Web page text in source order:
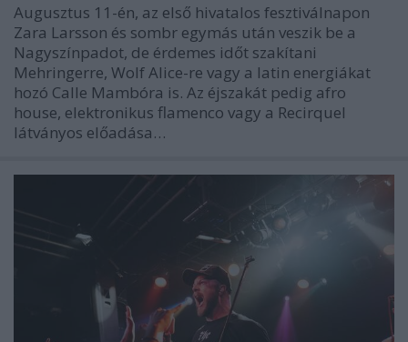
Augusztus 11-én, az első hivatalos fesztiválnapon
Zara Larsson és sombr egymás után veszik be a
Nagyszínpadot, de érdemes időt szakítani
Mehringerre, Wolf Alice-re vagy a latin energiákat
hozó Calle Mambóra is. Az éjszakát pedig afro
house, elektronikus flamenco vagy a Recirquel
látványos előadása…